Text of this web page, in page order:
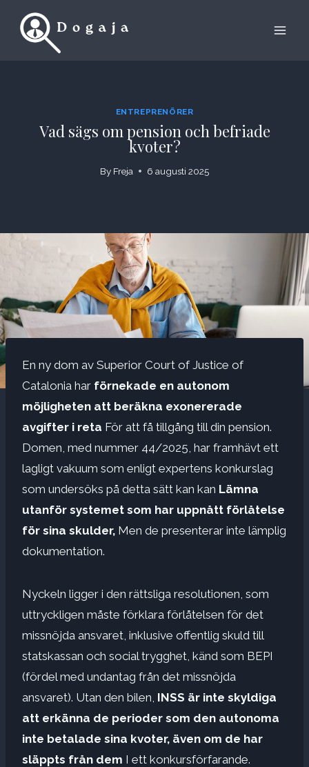
ENTREPRENÖRER
Vad sägs om pension och befriade
kvoter?
By Freja 6 augusti 2025
En ny dom av Superior Court of Justice of
Catalonia har förnekade en autonom
möjligheten att beräkna exonererade
avgifter i reta För att få tillgång till din pension.
Domen, med nummer 44/2025, har framhävt ett
lagligt vakuum som enligt expertens konkurslag
som undersöks på detta sätt kan kan Lämna
utanför systemet som har uppnått förlåtelse
för sina skulder, Men de presenterar inte lämplig
dokumentation.
Nyckeln ligger i den rättsliga resolutionen, som
uttryckligen måste förklara förlåtelsen för det
missnöjda ansvaret, inklusive offentlig skuld till
statskassan och social trygghet, känd som BEPI
(fördel med undantag från det missnöjda
ansvaret). Utan den bilen, INSS är inte skyldiga
att erkänna de perioder som den autonoma
inte betalade sina kvoter, även om de har
släppts från dem I ett konkursförfarande.